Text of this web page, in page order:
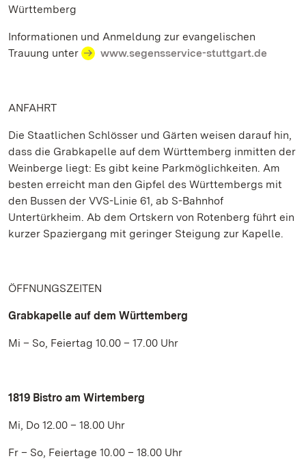
Württemberg
Informationen und Anmeldung zur evangelischen
Trauung unter
www.segensservice-stuttgart.de
ANFAHRT
Die Staatlichen Schlösser und Gärten weisen darauf hin,
dass die Grabkapelle auf dem Württemberg inmitten der
Weinberge liegt: Es gibt keine Parkmöglichkeiten. Am
besten erreicht man den Gipfel des Württembergs mit
den Bussen der VVS-Linie 61, ab S-Bahnhof
Untertürkheim. Ab dem Ortskern von Rotenberg führt ein
kurzer Spaziergang mit geringer Steigung zur Kapelle.
ÖFFNUNGSZEITEN
Grabkapelle auf dem Württemberg
Mi – So, Feiertag 10.00 – 17.00 Uhr
1819 Bistro am Wirtemberg
Mi, Do 12.00 – 18.00 Uhr
Fr – So, Feiertage 10.00 – 18.00 Uhr